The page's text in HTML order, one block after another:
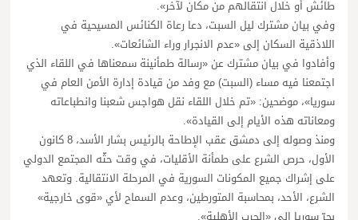
طائش أو خلال انتقالهم من مكان لآخر».
وفي بيان مشترك ليل السبت، دعا رعاة الكنائس المسيحية في
اللاذقية السكان إلى «عدم الانجرار وراء الشائعات».
وأفادوا في بيان مشترك عن «رسالة طمأنينة سمعناها في اللقاء الذي
اجتمعنا فيه مساء (السبت) مع وفد من قيادة إدارة الأمن العام في
سوريا»، موضحين: «تم خلال اللقاء نقل هواجس شعبنا وانطباعاته
ومعاناته هذه الأيام إلى القيادة».
ومنذ وصوله إلى دمشق عقب الإطاحة بالرئيس بشار الأسد، 8 كانون
الأول، حرص الشرع على طمأنة الأقليات، في وقت حثّه المجتمع الدولي
على إشراك جميع المكونات السورية في المرحلة الانتقالية. وتعهد
الشرع، الأحد، بمحاسبة المتورطين، وعدم السماح لأي «قوى خارجية»